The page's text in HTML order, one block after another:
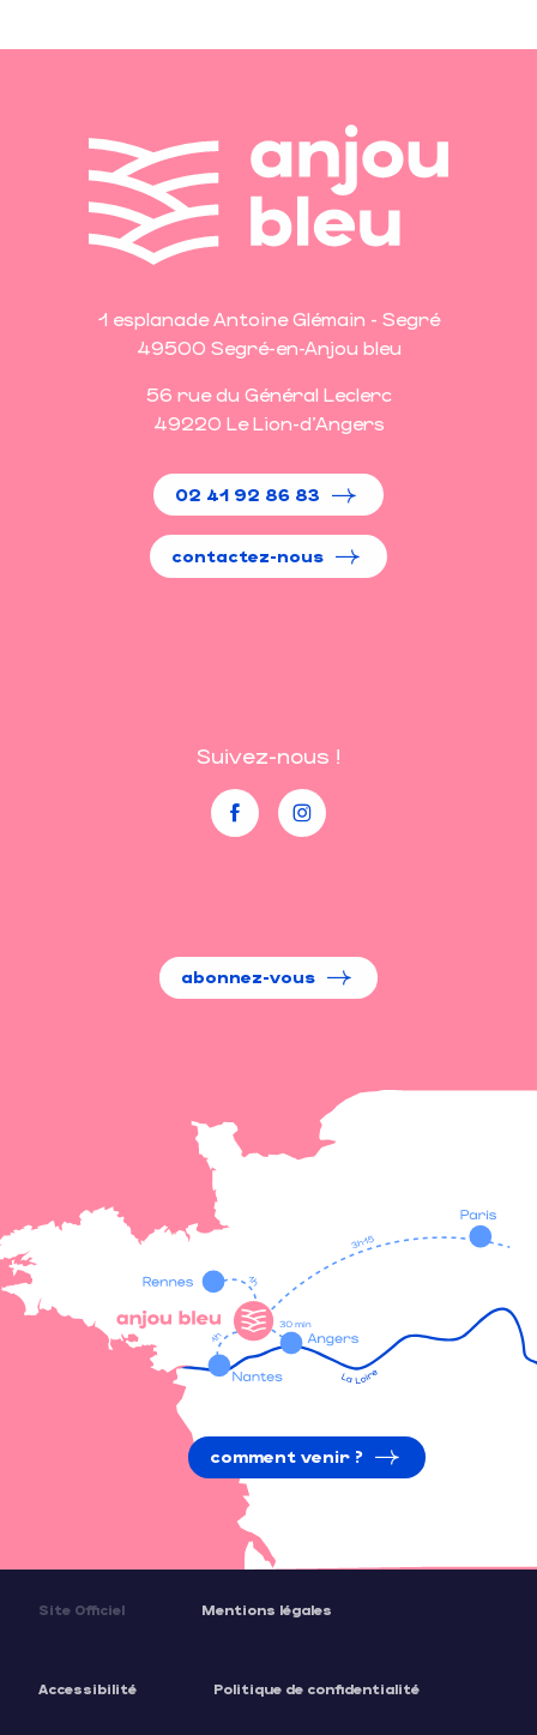
1 esplanade Antoine Glémain - Segré
49500 Segré-en-Anjou bleu
56 rue du Général Leclerc
49220 Le Lion-d'Angers
02 41 92 86 83
contactez-nous
Suivez-nous !
abonnez-vous
comment venir ?
Site Officiel Mentions légales
Accessibilité Politique de confidentialité